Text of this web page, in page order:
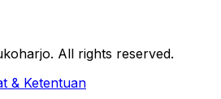
All rights reserved.
& Ketentuan